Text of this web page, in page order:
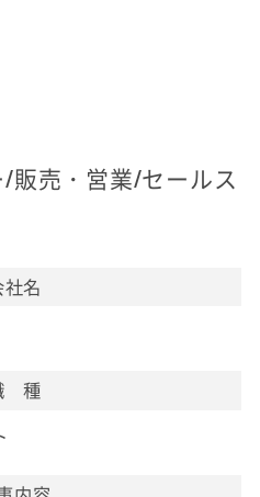
販売・営業/セールス
社名
種